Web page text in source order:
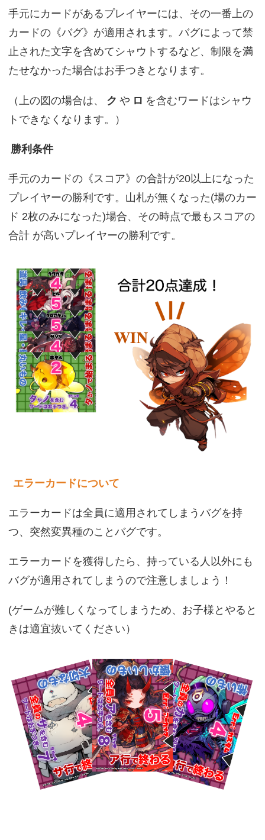
手元にカードがあるプレイヤーには、その一番上の
カードの《バグ》が適用されます。バグによって禁
止された文字を含めてシャウトするなど、制限を満
たせなかった場合はお手つきとなります。
（上の図の場合は、 ク や ロ を含むワードはシャウ
トできなくなります。）
勝利条件
手元のカードの《スコア》の合計が20以上になった
プレイヤーの勝利です。山札が無くなった(場のカー
ド 2枚のみになった)場合、その時点で最もスコアの
合計 が高いプレイヤーの勝利です。
エラーカードについて
エラーカードは全員に適用されてしまうバグを持
つ、突然変異種のことバグです。
エラーカードを獲得したら、持っている人以外にも
バグが適用されてしまうので注意しましょう！
(ゲームが難しくなってしまうため、お子様とやると
きは適宜抜いてください）